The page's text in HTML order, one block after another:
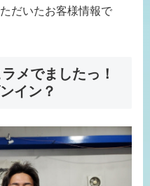
だいたお客様情報で
メでましたっ！
イン？